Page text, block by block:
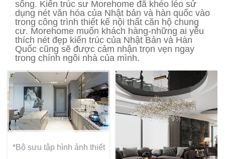
sống. Kiến trúc sư Morehome đã khéo léo sử
dụng nét văn hóa của Nhật bản và hàn quốc vào
trong công trình thiết kế nội thất căn hộ chung
cư. Morehome muốn khách hàng-những ai yêu
thích nét đẹp kiến trúc của Nhật Bản và Hàn
Quốc cũng sẽ được cảm nhận trọn vẹn ngay
trong chính ngôi nhà của mình.
*Bộ sưu tập hình ảnh thiết